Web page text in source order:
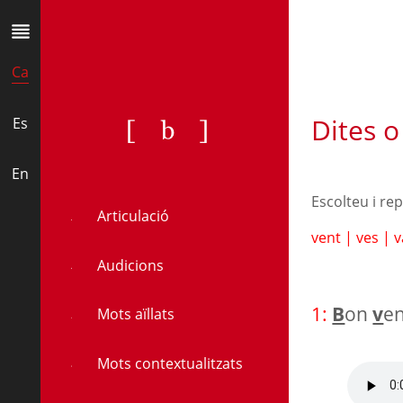
Ca
Es
En
[b]
Articulació
Audicions
Mots aïllats
Mots contextualitzats
Dites
Escolteu i
vent |ves |
1: Bonv